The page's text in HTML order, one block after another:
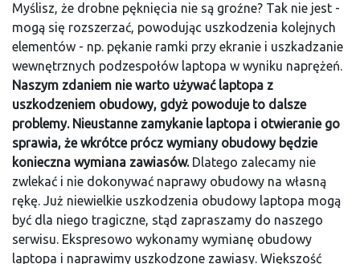
Myślisz, że drobne pęknięcia nie są groźne? Tak nie jest -
mogą się rozszerzać, powodując uszkodzenia kolejnych
elementów - np. pękanie ramki przy ekranie i uszkadzanie
wewnętrznych podzespołów laptopa w wyniku naprężeń.
Naszym zdaniem nie warto używać laptopa z
uszkodzeniem obudowy, gdyż powoduje to dalsze
problemy. Nieustanne zamykanie laptopa i otwieranie go
sprawia, że wkrótce prócz wymiany obudowy będzie
konieczna wymiana zawiasów.Dlatego zalecamy nie
zwlekać i nie dokonywać naprawy obudowy na własną
rękę. Już niewielkie uszkodzenia obudowy laptopa mogą
być dla niego tragiczne, stąd zapraszamy do naszego
serwisu. Ekspresowo wykonamy wymianę obudowy
laptopa i naprawimy uszkodzone zawiasy. Większość